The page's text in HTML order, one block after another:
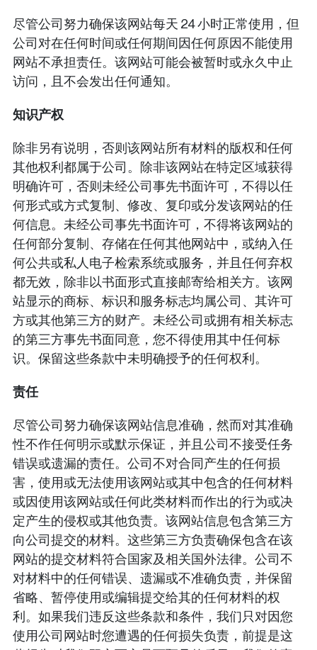
尽管公司努力确保该网站每天 24 小时正常使用，但
公司对在任何时间或任何期间因任何原因不能使用
网站不承担责任。该网站可能会被暂时或永久中止
访问，且不会发出任何通知。
知识产权
除非另有说明，否则该网站所有材料的版权和任何
其他权利都属于公司。除非该网站在特定区域获得
明确许可，否则未经公司事先书面许可，不得以任
何形式或方式复制、修改、复印或分发该网站的任
何信息。未经公司事先书面许可，不得将该网站的
任何部分复制、存储在任何其他网站中，或纳入任
何公共或私人电子检索系统或服务，并且任何弃权
都无效，除非以书面形式直接邮寄给相关方。该网
站显示的商标、标识和服务标志均属公司、其许可
方或其他第三方的财产。未经公司或拥有相关标志
的第三方事先书面同意，您不得使用其中任何标
识。保留这些条款中未明确授予的任何权利。
责任
尽管公司努力确保该网站信息准确，然而对其准确
性不作任何明示或默示保证，并且公司不接受任务
错误或遗漏的责任。公司不对合同产生的任何损
害，使用或无法使用该网站或其中包含的任何材料
或因使用该网站或任何此类材料而作出的行为或决
定产生的侵权或其他负责。该网站信息包含第三方
向公司提交的材料。这些第三方负责确保包含在该
网站的提交材料符合国家及相关国外法律。公司不
对材料中的任何错误、遗漏或不准确负责，并保留
省略、暂停使用或编辑提交给其的任何材料的权
利。如果我们违反这些条款和条件，我们只对因您
使用公司网站时您遭遇的任何损失负责，前提是这